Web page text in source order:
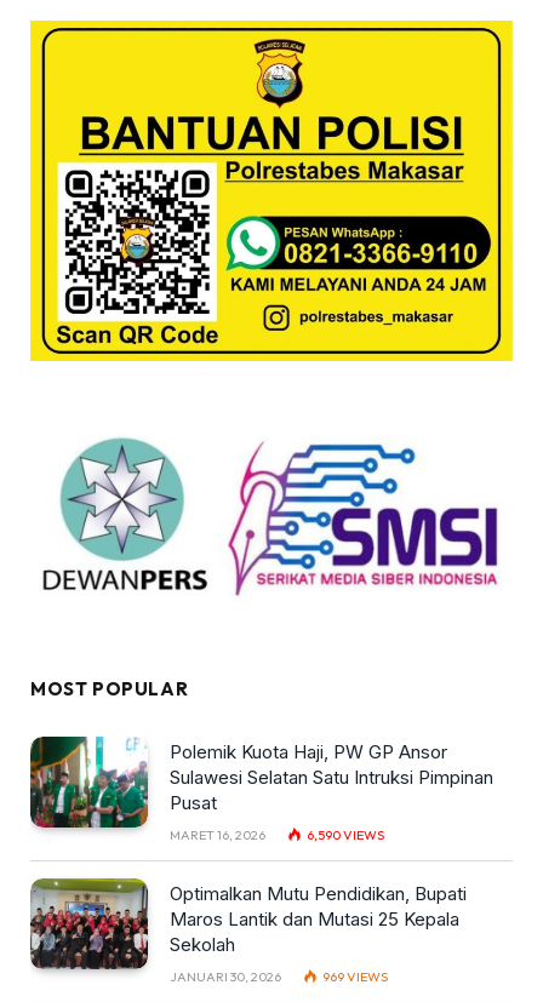
MOST POPULAR
Polemik Kuota Haji, PW GP Ansor
Sulawesi Selatan Satu Intruksi Pimpinan
Pusat
MARET 16, 2026 6,590VIEWS
Optimalkan Mutu Pendidikan, Bupati
Maros Lantik dan Mutasi 25 Kepala
Sekolah
JANUARI 30, 2026 969VIEWS